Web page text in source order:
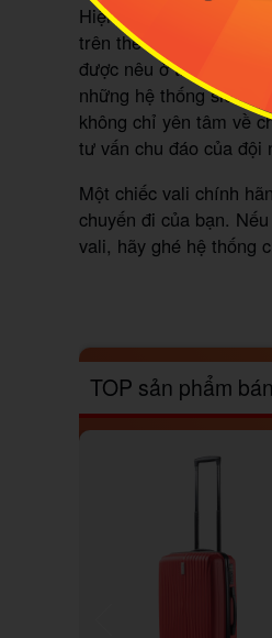
Hiện nay vali có rất
trên thế giới, câu hỏi
được nêu ở trên thì nơi
những hệ thống siêu
không chỉ yên tâm về
tư vấn chu đáo của đội
Một chiếc vali chính
chuyến đi của bạn.
vali, hãy ghé hệ thống
TOP sản phẩm